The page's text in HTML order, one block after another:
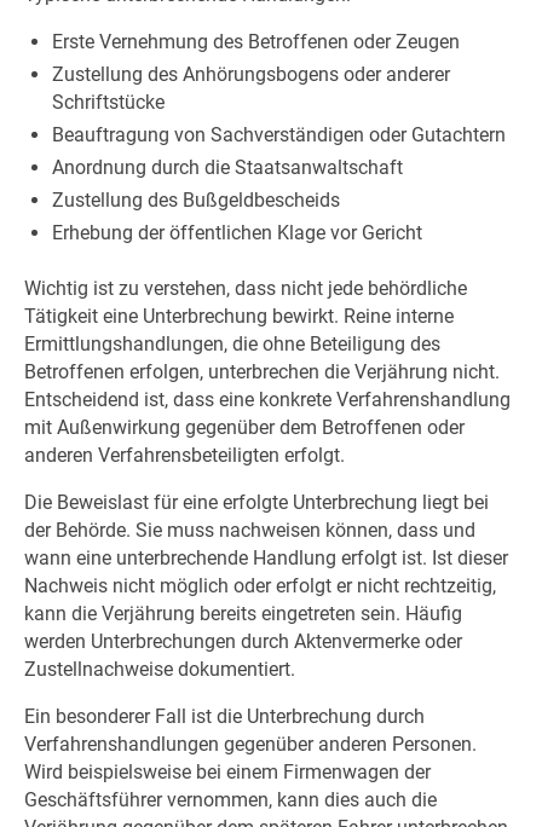
Erste Vernehmung des Betroffenen oder Zeugen
Zustellung des Anhörungsbogens oder anderer
Schriftstücke
Beauftragung von Sachverständigen oder Gutachtern
Anordnung durch die Staatsanwaltschaft
Zustellung des Bußgeldbescheids
Erhebung der öffentlichen Klage vor Gericht
Wichtig ist zu verstehen, dass nicht jede behördliche
Tätigkeit eine Unterbrechung bewirkt. Reine interne
Ermittlungshandlungen, die ohne Beteiligung des
Betroffenen erfolgen, unterbrechen die Verjährung nicht.
Entscheidend ist, dass eine konkrete Verfahrenshandlung
mit Außenwirkung gegenüber dem Betroffenen oder
anderen Verfahrensbeteiligten erfolgt.
Die Beweislast für eine erfolgte Unterbrechung liegt bei
der Behörde. Sie muss nachweisen können, dass und
wann eine unterbrechende Handlung erfolgt ist. Ist dieser
Nachweis nicht möglich oder erfolgt er nicht rechtzeitig,
kann die Verjährung bereits eingetreten sein. Häufig
werden Unterbrechungen durch Aktenvermerke oder
Zustellnachweise dokumentiert.
Ein besonderer Fall ist die Unterbrechung durch
Verfahrenshandlungen gegenüber anderen Personen.
Wird beispielsweise bei einem Firmenwagen der
Geschäftsführer vernommen, kann dies auch die